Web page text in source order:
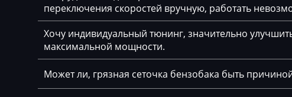
Dammann
Derways
Deutz
Dewulf
Simos 18xx
Simos 3xx
Simos 4xx
переключения скоростей вручную, работать
Хочу индивидуальный тюнинг, значительно
максимальной мощности.
Может ли, грязная сеточка бензобака быть